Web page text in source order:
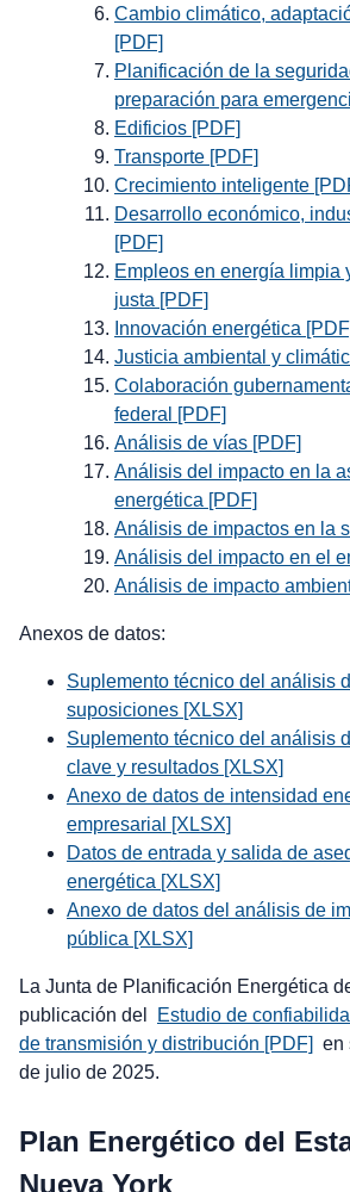
Cambio climático,
[PDF]
Planificación de la
preparación para
Edificios [PDF]
Transporte [PDF]
Crecimiento inteligente
Desarrollo económico,
[PDF]
Empleos en energía limpia
justa [PDF]
Innovación energética
Justicia ambiental y
Colaboración
federal [PDF]
Análisis de vías [PDF]
Análisis del impacto en la
energética [PDF]
Análisis de impactos en la
Análisis del impacto en el
Análisis de impacto
Anexos de datos:
Suplemento técnico del análisis
suposiciones [XLSX]
Suplemento técnico del análisis
clave y resultados [XLSX]
Anexo de datos de intensidad
empresarial [XLSX]
Datos de entrada y salida de
energética [XLSX]
Anexo de datos del análisis de
pública [XLSX]
La Junta de Planificación Energética
publicación del
Estudio de
de transmisión y distribución [PDF] en
de julio de 2025.
Plan Energético del
Nueva York